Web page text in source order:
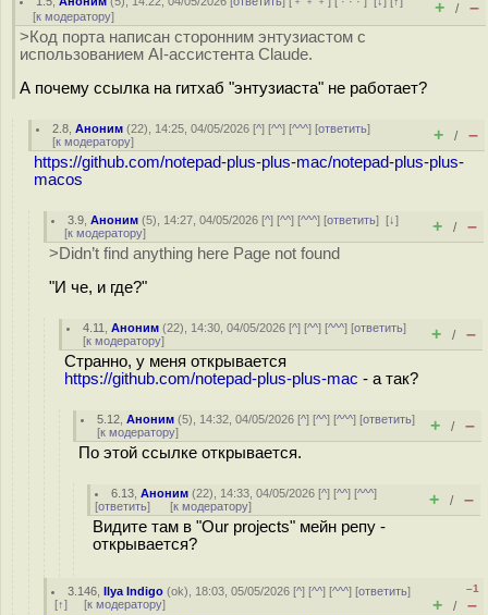
[к модератору] + / –
>Код порта написан сторонним энтузиастом с
использованием AI-ассистента Claude.
А почему ссылка на гитхаб "энтузиаста" не работает?
2.8 ,Аноним (22), 14:25, 04/05/2026 [^] [^^] [^^^] [ответить]
[к модератору] + / –
https://github.com/notepad-plus-plus-mac/notepad-plus-plus-
macos
3.9 ,Аноним (5), 14:27, 04/05/2026 [^] [^^] [^^^] [ответить][↓]
[к модератору] + / –
>Didn’t find anything here Page not found
"И че, и где?"
4.11 ,Аноним (22), 14:30, 04/05/2026 [^] [^^] [^^^] [ответить]
[к модератору] + / –
Странно, у меня открывается
https://github.com/notepad-plus-plus-mac - а так?
5.12 ,Аноним (5), 14:32, 04/05/2026 [^] [^^] [^^^] [ответить]
[к модератору] + / –
По этой ссылке открывается.
6.13 ,Аноним (22), 14:33, 04/05/2026 [^] [^^] [^^^]
[ответить] [к модератору] + / –
Видите там в "Our projects" мейн репу -
открывается?
3.146 ,Ilya Indigo (ok), 18:03, 05/05/2026 [^] [^^] [^^^] [ответить]
[↑] [к модератору]
–1
+ / –